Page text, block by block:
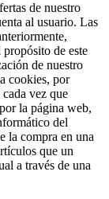
de nuestro
al usuario. Las
de este
de nuestro
cookies, por
vez que
la página web,
del
la compra en una
que un
a través de una